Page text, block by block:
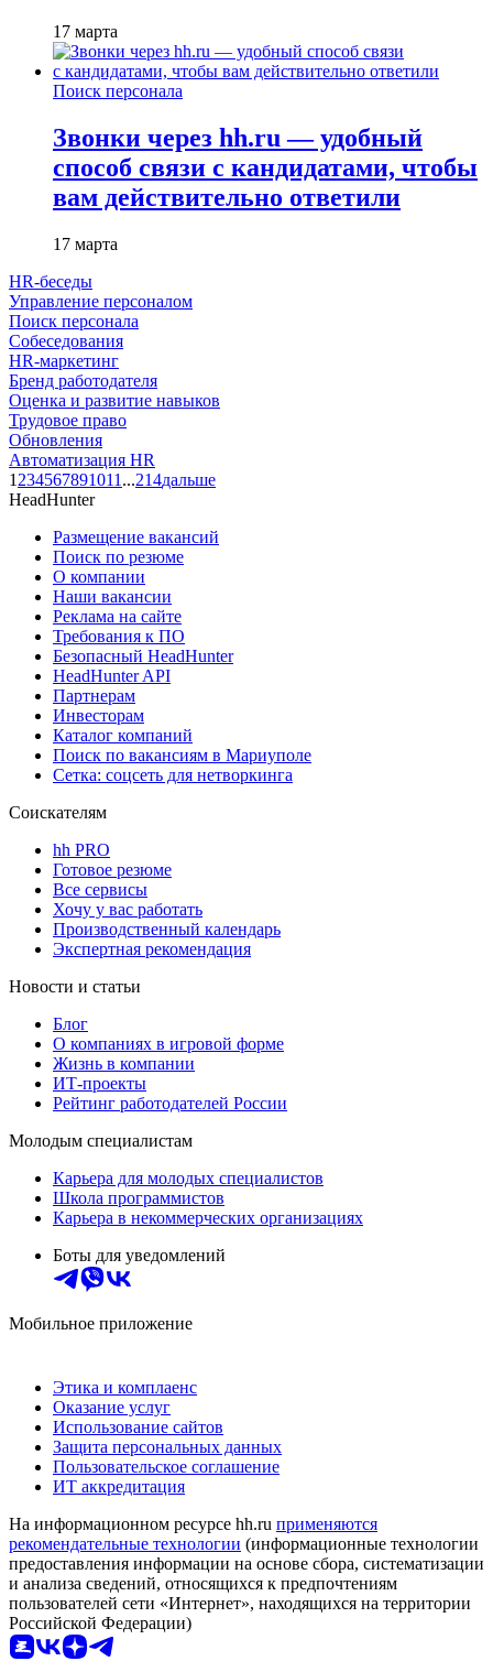
17 марта
Поиск персонала
Звонки через hh.ru — удобный
способ связи с кандидатами, чтобы
вам действительно ответили
17 марта
HR-беседы
Управление персоналом
Поиск персонала
Собеседования
HR-маркетинг
Бренд работодателя
Оценка и развитие навыков
Трудовое право
Обновления
Автоматизация HR
1 234567891011 ...214дальше
HeadHunter
Размещение вакансий
Поиск по резюме
О компании
Наши вакансии
Реклама на сайте
Требования к ПО
Безопасный HeadHunter
HeadHunter API
Партнерам
Инвесторам
Каталог компаний
Поиск по вакансиям в Мариуполе
Сетка: соцсеть для нетворкинга
Соискателям
hh PRO
Готовое резюме
Все сервисы
Хочу у вас работать
Производственный календарь
Экспертная рекомендация
Новости и статьи
Блог
О компаниях в игровой форме
Жизнь в компании
ИТ-проекты
Рейтинг работодателей России
Молодым специалистам
Карьера для молодых специалистов
Школа программистов
Карьера в некоммерческих организациях
Боты для уведомлений
Мобильное приложение
Этика и комплаенс
Оказание услуг
Использование сайтов
Защита персональных данных
Пользовательское соглашение
ИТ аккредитация
На информационном ресурсе hh.ru применяются
рекомендательные технологии (информационные технологии
предоставления информации на основе сбора, систематизации
и анализа сведений, относящихся к предпочтениям
пользователей сети «Интернет», находящихся на территории
Российской Федерации)